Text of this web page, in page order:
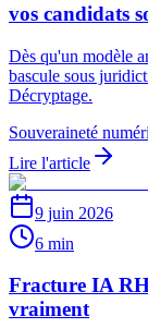
vos candidats
Dès qu'un modèle
bascule sous
Décryptage.
Souveraineté
Lire l'article
9 juin 2026
6 min
Fracture IA
vraiment